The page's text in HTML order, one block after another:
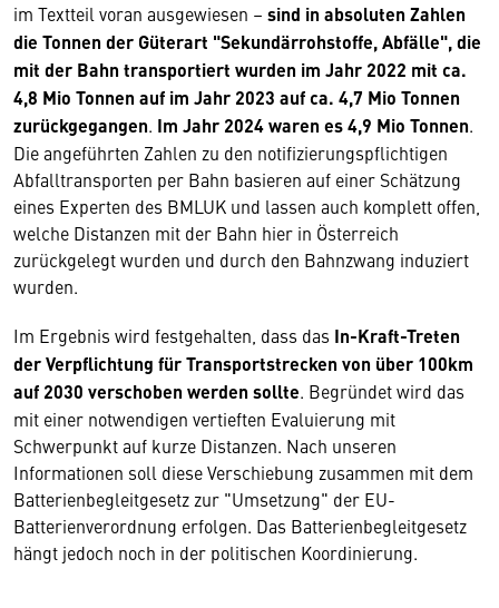
im Textteil voran ausgewiesen – sind in absoluten Zahlen
die Tonnen der Güterart "Sekundärrohstoffe, Abfälle", die
mit der Bahn transportiert wurden im Jahr 2022 mit ca.
4,8 Mio Tonnen auf im Jahr 2023 auf ca. 4,7 Mio Tonnen
zurückgegangen. Im Jahr 2024 waren es 4,9 Mio Tonnen.
Die angeführten Zahlen zu den notifizierungspflichtigen
Abfalltransporten per Bahn basieren auf einer Schätzung
eines Experten des BMLUK und lassen auch komplett offen,
welche Distanzen mit der Bahn hier in Österreich
zurückgelegt wurden und durch den Bahnzwang induziert
wurden.
Im Ergebnis wird festgehalten, dass das In-Kraft-Treten
der Verpflichtung für Transportstrecken von über 100km
auf 2030 verschoben werden sollte. Begründet wird das
mit einer notwendigen vertieften Evaluierung mit
Schwerpunkt auf kurze Distanzen. Nach unseren
Informationen soll diese Verschiebung zusammen mit dem
Batterienbegleitgesetz zur "Umsetzung" der EU-
Batterienverordnung erfolgen. Das Batterienbegleitgesetz
hängt jedoch noch in der politischen Koordinierung.